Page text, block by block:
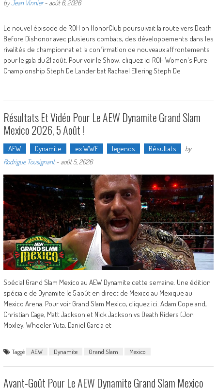
byJean Vinnier- août 6, 2026
Le nouvel épisode de ROH on HonorClub poursuivait la route vers Death
Before Dishonor avec plusieurs combats, des développements dans les
rivalités de championnat et la confirmation de nouveaux affrontements
pour le gala du 21 août. Pour voir le Show, cliquez ici ROH Women's Pure
Championship Steph De Lander bat Rachael Ellering Steph De
Résultats Et Vidéo Pour Le AEW Dynamite Grand Slam
Mexico 2026, 5 Août !
AEW Dynamite ex WWE legends Résultats
by
Rodrigue Tousignant- août 5, 2026
Spécial Grand Slam Mexico au AEW Dynamite cette semaine. Une édition
spéciale de Dynamite le 5 août en direct de Mexico au Mexique au
Mexico Arena. Pour voir Grand Slam Mexico, cliquez ici. Adam Copeland,
Christian Cage, Matt Jackson et Nick Jackson vs Death Riders (Jon
Moxley, Wheeler Yuta, Daniel Garcia et
Taggé AEW Dynamite Grand Slam Mexico
Avant-Goût Pour Le AEW Dynamite Grand Slam Mexico